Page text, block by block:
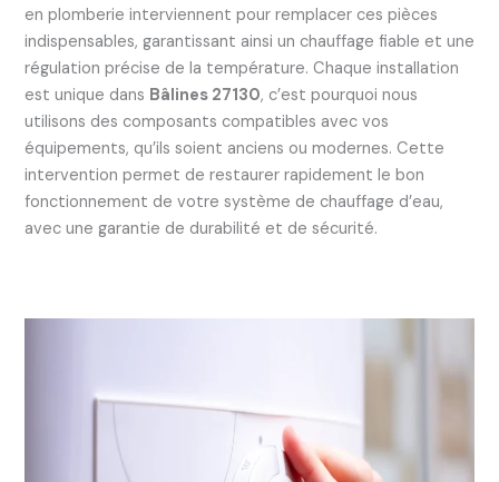
en plomberie interviennent pour remplacer ces pièces
indispensables, garantissant ainsi un chauffage fiable et une
régulation précise de la température. Chaque installation
est unique dans Bâlines 27130, c’est pourquoi nous
utilisons des composants compatibles avec vos
équipements, qu’ils soient anciens ou modernes. Cette
intervention permet de restaurer rapidement le bon
fonctionnement de votre système de chauffage d’eau,
avec une garantie de durabilité et de sécurité.